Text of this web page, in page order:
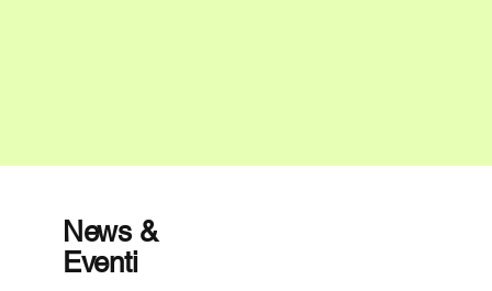
News &
Eventi